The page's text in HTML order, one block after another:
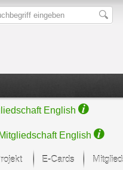
English
Mitgliedschaft English
E-Cards